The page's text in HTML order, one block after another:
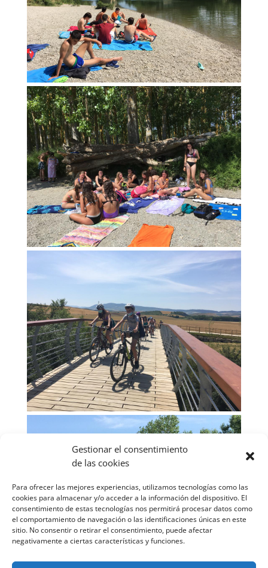
Gestionar el consentimiento
de las cookies
Para ofrecer las mejores experiencias, utilizamos tecnologías como las
cookies para almacenar y/o acceder a la información del dispositivo. El
consentimiento de estas tecnologías nos permitirá procesar datos como
el comportamiento de navegación o las identificaciones únicas en este
sitio. No consentir o retirar el consentimiento, puede afectar
negativamente a ciertas características y funciones.